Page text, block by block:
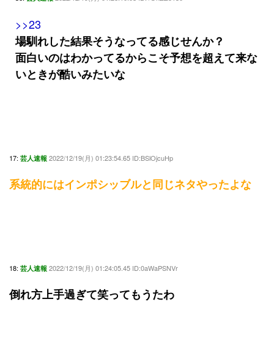
>>23
場馴れした結果そうなってる感じせんか？
面白いのはわかってるからこそ予想を超えて来な
いときが酷いみたいな
17: 芸人速報 2022/12/19(月) 01:23:54.65 ID:BSlOjcuHp
系統的にはインポシッブルと同じネタやったよな
18: 芸人速報 2022/12/19(月) 01:24:05.45 ID:0aWaPSNVr
倒れ方上手過ぎて笑ってもうたわ